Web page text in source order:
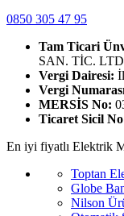
0850 305 47 95
Tam Ticari
SAN. TİC.
Vergi Dairesi:
Vergi
MERSİS No:
Ticaret Sicil
En iyi fiyatlı Elektrik
Toptan
Globe
Nilson